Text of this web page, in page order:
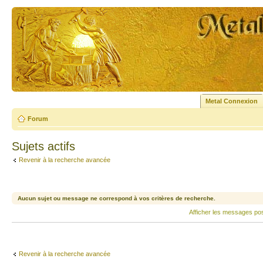
Metal Connexion
Forum
Sujets actifs
Revenir à la recherche avancée
Aucun sujet ou message ne correspond à vos critères de recherche.
Afficher les messages
Revenir à la recherche avancée